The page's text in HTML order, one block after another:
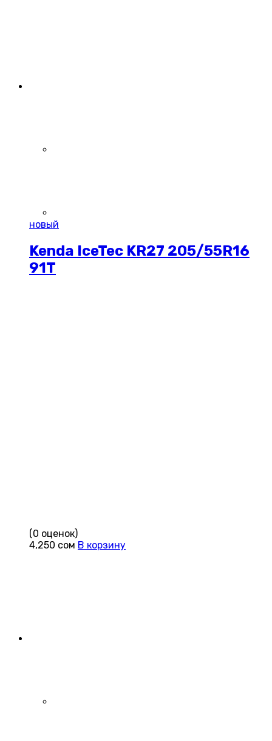
новый
Kenda IceTec KR27 205/55R16
91T
(0 оценок)
4,250 сом В корзину